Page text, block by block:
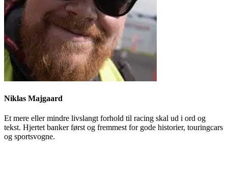
Niklas Majgaard
Et mere eller mindre livslangt forhold til racing skal ud i ord og
tekst. Hjertet banker først og fremmest for gode historier, touringcars
og sportsvogne.